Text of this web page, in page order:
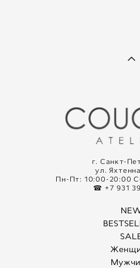
г. Санкт-
ул.
Пн-Пт: 10:00-20:00
☎ +7 931